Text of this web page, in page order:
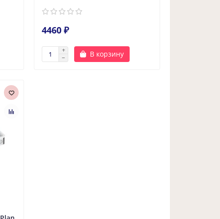
4460 ₽
В корзину